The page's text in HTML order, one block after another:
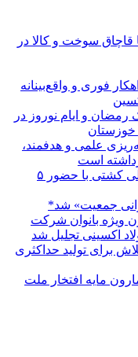
قاچاق سوخت و کالا در
فوری و واقع‌بینانه
رمضان و ایام نوروز در
خوزستان
علمی و هدفمند،
است
خوزستان میزبان مسابقات بین‌المللی کشتی با حضور ۵
جمعیت» شد*
ویژه بانوان شرکت
اکسینی تجلیل شد
برای تولید حداکثری
مایه افتخار ملت